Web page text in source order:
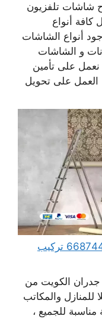
شاشات تلفزيون
كافة أنواع
أنواع الشاشات
و الشاشات
نعمل على تأمين
العمل على تحويل
فني تركيب ورق جدران الكويت 66874433 تركيب
الكويت من
للمنازل والمكاتب
مناسبة للجميع ،